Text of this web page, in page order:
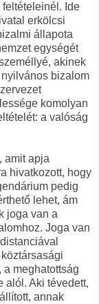
Ide
erkölcsi
állapota
egységét
akinek
bizalom
komolyan
a valóság
amit apja
hivatkozott, hogy
pedig
lehet, ám
joga van a
Joga van
meghatottság
alól. Aki tévedett,
annak